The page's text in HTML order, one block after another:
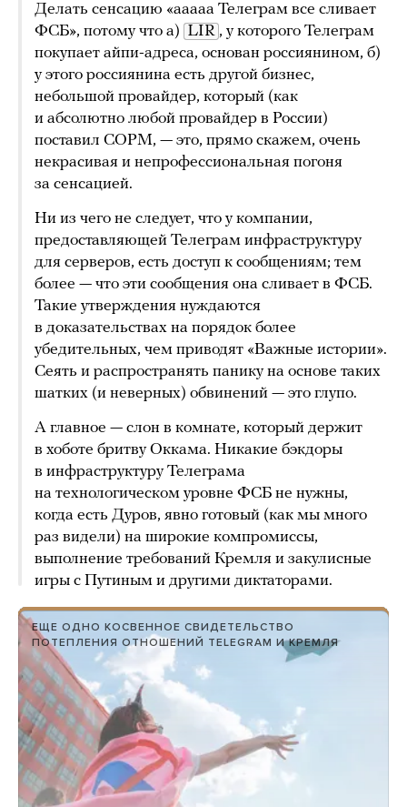
Делать сенсацию «ааааа Телеграм все сливает
ФСБ», потому что а) LIR , у которого Телеграм
покупает айпи-адреса, основан россиянином, б)
у этого россиянина есть другой бизнес,
небольшой провайдер, который (как
и абсолютно любой провайдер в России)
поставил СОРМ, — это, прямо скажем, очень
некрасивая и непрофессиональная погоня
за сенсацией.
Ни из чего не следует, что у компании,
предоставляющей Телеграм инфраструктуру
для серверов, есть доступ к сообщениям; тем
более — что эти сообщения она сливает в ФСБ.
Такие утверждения нуждаются
в доказательствах на порядок более
убедительных, чем приводят «Важные истории».
Сеять и распространять панику на основе таких
шатких (и неверных) обвинений — это глупо.
А главное — слон в комнате, который держит
в хоботе бритву Оккама. Никакие бэкдоры
в инфраструктуру Телеграма
на технологическом уровне ФСБ не нужны,
когда есть Дуров, явно готовый (как мы много
раз видели) на широкие компромиссы,
выполнение требований Кремля и закулисные
игры с Путиным и другими диктаторами.
ЕЩЕ ОДНО КОСВЕННОЕ СВИДЕТЕЛЬСТВО
ПОТЕПЛЕНИЯ ОТНОШЕНИЙ TELEGRAM И КРЕМЛЯ